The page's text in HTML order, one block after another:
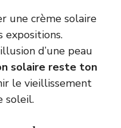
une crème solaire
expositions.
d’une peau
solaire reste ton
le vieillissement
soleil.